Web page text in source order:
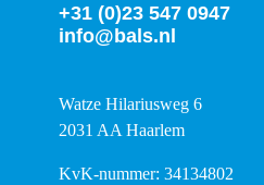
+31 (0)23 547 0947
info@bals.nl
Watze Hilariusweg 6
2031 AA Haarlem
KvK-nummer: 34134802